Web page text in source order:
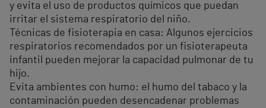
y evita el uso de productos químicos que puedan
irritar el sistema respiratorio del niño.
Técnicas de fisioterapia en casa: Algunos ejercicios
respiratorios recomendados por un fisioterapeuta
infantil pueden mejorar la capacidad pulmonar de tu
hijo.
Evita ambientes con humo: el humo del tabaco y la
contaminación pueden desencadenar problemas